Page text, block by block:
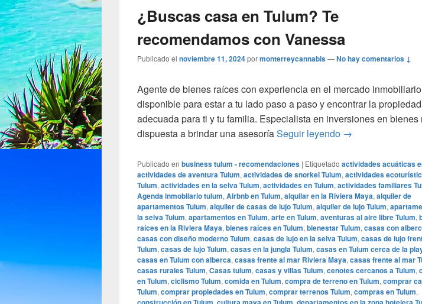
¿Buscas casa en Tulum? Te
recomendamos con Vanessa
Publicado el noviembre 11, 2024pormonterreycannabis—No hay comentarios ↓
Agente de bienes raíces con experiencia en el mercado inmobiliario
disponible para estar a tu lado paso a paso y encontrar la propiedad
adecuada para ti y tu familia. Especialista en inversiones en bienes
dispuesta a brindar una asesoríaSeguir leyendo ¿Buscas casa en
→
Publicado en business tulum - recomendaciones | Etiquetado actividades acuáticas
actividades de aventura Tulum, actividades de snorkel Tulum, actividades
Tulum, actividades en la selva Tulum, actividades en Tulum, actividades familiares
Agenda inmobilario tulum, Airbnb en Tulum, alquilar en la Riviera Maya, alquiler de
apartamentos Tulum, alquiler de casas de lujo Tulum, alquiler de lujo Tulum,
la selva Tulum, apartamentos en Tulum, arte en Tulum, aventuras al aire libre Tulum,
raíces en la Riviera Maya, bienes raíces en Tulum, bienestar Tulum, casas con
casas con diseño moderno Tulum, casas de lujo en la selva Tulum, casas de lujo
Tulum, casas de lujo Tulum, casas en la jungla Tulum, casas en Tulum cerca de la
casas en Tulum con alberca, casas frente al mar Riviera Maya, casas frente al mar
casas rurales Tulum, Casas tulum, casas y villas Tulum, cenotes cercanos a Tulum,
en Tulum, ciclismo Tulum, comida en Tulum, compra de terreno en Tulum, comprar
Tulum, comprar propiedades en Tulum, comprar terrenos Tulum, compras en Tulum,